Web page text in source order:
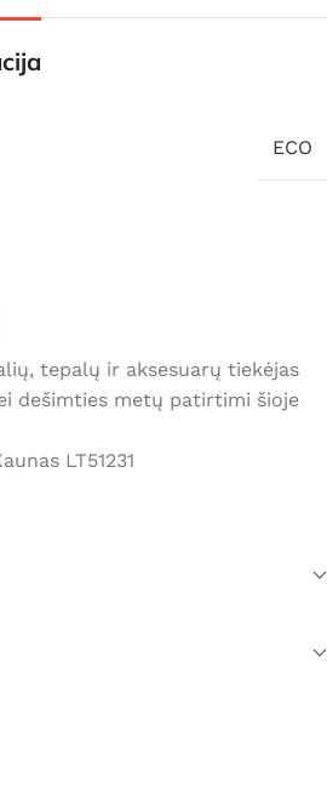
ECO
tepalų ir aksesuarų tiekėjas
dešimties metų patirtimi šioje
LT51231